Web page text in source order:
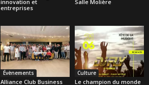
innovation et
entreprises
Salle Molière
Évènements
Alliance Club Business
Culture
Le champion du monde